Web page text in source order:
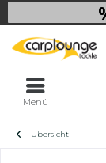
Menü
Übersicht